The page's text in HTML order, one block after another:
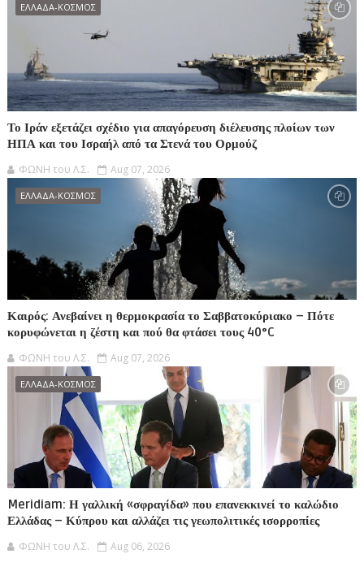
ΕΛΛΑΔΑ-ΚΟΣΜΟΣ
Το Ιράν εξετάζει σχέδιο για απαγόρευση διέλευσης πλοίων των
ΗΠΑ και του Ισραήλ από τα Στενά του Ορμούζ
ΦΩΝΗ του Λ.Σ. Aug 07, 2026
ΕΛΛΑΔΑ-ΚΟΣΜΟΣ
Καιρός: Ανεβαίνει η θερμοκρασία το Σαββατοκύριακο – Πότε
κορυφώνεται η ζέστη και πού θα φτάσει τους 40°C
ΦΩΝΗ του Λ.Σ. Aug 07, 2026
ΕΛΛΑΔΑ-ΚΟΣΜΟΣ
Meridiam: Η γαλλική «σφραγίδα» που επανεκκινεί το καλώδιο
Ελλάδας – Κύπρου και αλλάζει τις γεωπολιτικές ισορροπίες
ΦΩΝΗ του Λ.Σ. Aug 06, 2026